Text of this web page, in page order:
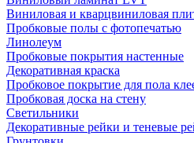
Виниловая и кварцвиниловая
Пробковые полы с фотопечатью
Линолеум
Пробковые покрытия настенные
Декоративная краска
Пробковое покрытие для пола
Пробковая доска на стену
Светильники
Декоративные рейки и теневые